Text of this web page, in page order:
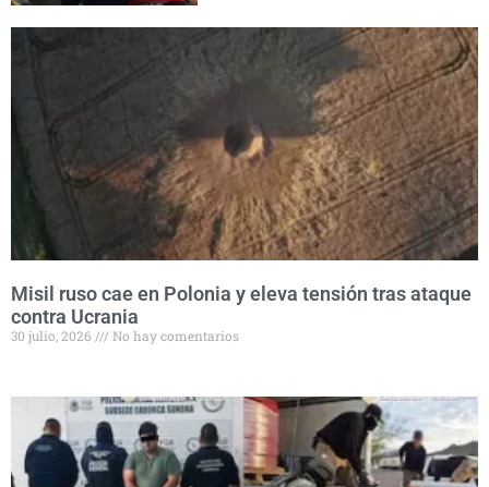
Misil ruso cae en Polonia y eleva tensión tras ataque
contra Ucrania
30 julio, 2026 No hay comentarios